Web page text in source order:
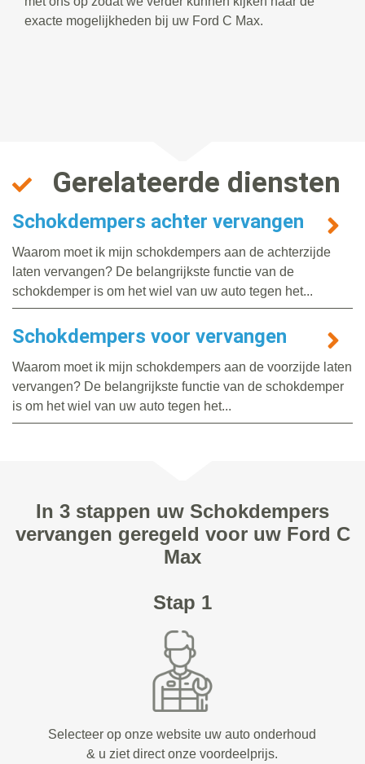
exacte mogelijkheden bij uw Ford C Max.
Gerelateerde diensten
Schokdempers achter vervangen
Waarom moet ik mijn schokdempers aan de achterzijde
laten vervangen? De belangrijkste functie van de
schokdemper is om het wiel van uw auto tegen het...
Schokdempers voor vervangen
Waarom moet ik mijn schokdempers aan de voorzijde laten
vervangen? De belangrijkste functie van de schokdemper
is om het wiel van uw auto tegen het...
In 3 stappen uw Schokdempers
vervangen geregeld voor uw Ford C
Max
Stap 1
Selecteer op onze website uw auto onderhoud
& u ziet direct onze voordeelprijs.